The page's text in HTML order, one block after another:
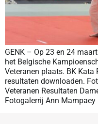
GENK – Op 23 en 24
het Belgische
Veteranen plaats. BK Kata
resultaten downloaden.
Veteranen Resultaten
Fotogalerrij Ann Mampaey